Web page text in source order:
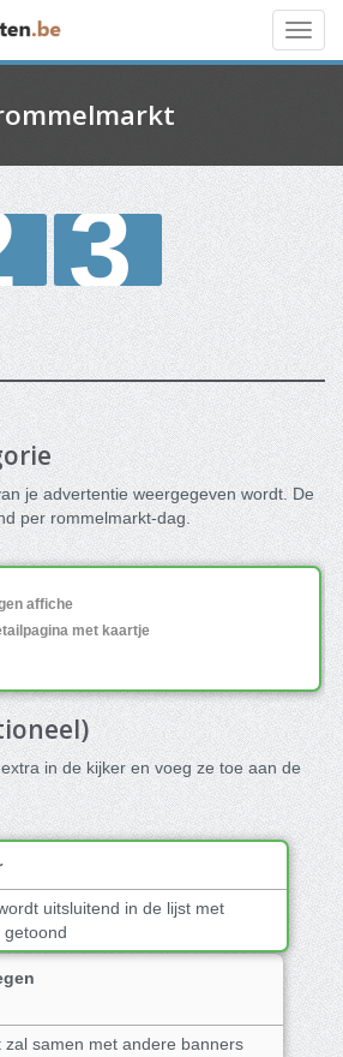
3
je advertentie weergegeven wordt. De
per rommelmarkt-dag.
affiche
met kaartje
in de kijker en voeg ze toe aan de
uitsluitend in de lijst met
getoond
zal samen met andere banners